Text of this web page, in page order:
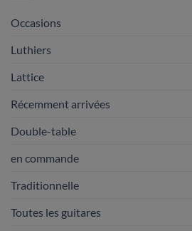
Occasions
Luthiers
Lattice
Récemment arrivées
Double-table
en commande
Traditionnelle
Toutes les guitares